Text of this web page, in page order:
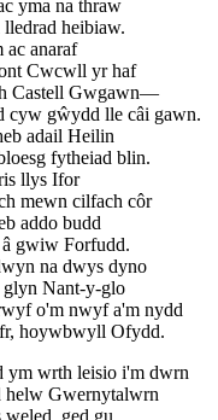
yma na thraw
heibiaw.
ac anaraf
Cwcwll yr haf
Castell Gwgawn—
cyw gŵydd lle câi gawn.
adail Heilin
fytheiad blin.
llys Ifor
mewn cilfach côr
addo budd
gwiw Forfudd.
na dwys dyno
Nant-y-glo
o'm nwyf a'm nydd
hoywbwyll Ofydd.
wrth leisio i'm dwrn
helw Gwernytalwrn
ged gu,